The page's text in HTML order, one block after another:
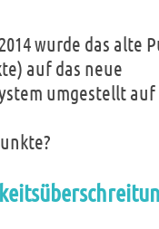
wurde das alte
auf das neue
umgestellt auf